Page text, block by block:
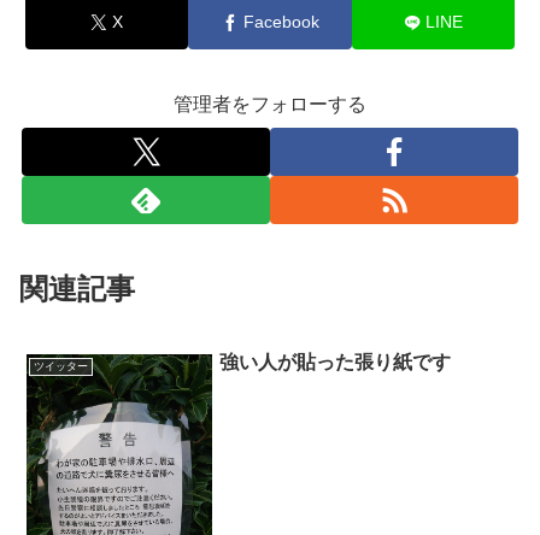
X Facebook LINE
管理者をフォローする
関連記事
ツイッター 強い人が貼った張り紙です